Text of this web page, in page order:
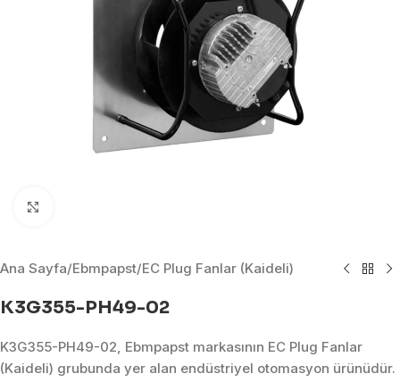
Ana Sayfa/Ebmpapst/EC Plug Fanlar (Kaideli)
K3G355-PH49-02
K3G355-PH49-02, Ebmpapst markasının EC Plug Fanlar
(Kaideli) grubunda yer alan endüstriyel otomasyon ürünüdür.